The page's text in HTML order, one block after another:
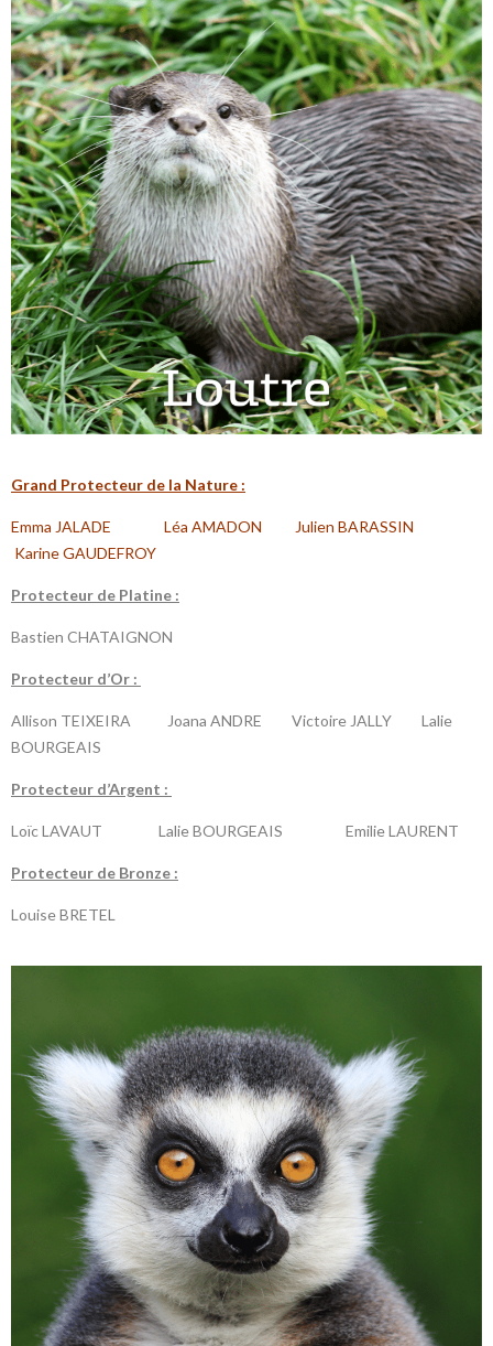
Grand Protecteur de la Nature :
Emma JALADE Léa AMADON Julien BARASSIN
Karine GAUDEFROY
Protecteur de Platine :
Bastien CHATAIGNON
Protecteur d’Or :
Allison TEIXEIRA Joana ANDRE Victoire JALLY Lalie
BOURGEAIS
Protecteur d’Argent :
Loïc LAVAUT Lalie BOURGEAIS Emilie LAURENT
Protecteur de Bronze :
Louise BRETEL